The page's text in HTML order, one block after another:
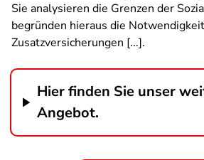
Sie analysieren die Grenzen der
begründen hieraus die
Zusatzversicherungen [...].
Hier finden Sie unser
Angebot.